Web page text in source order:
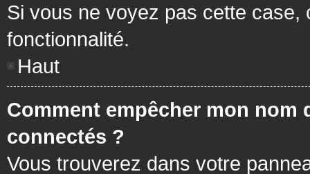
Si vous ne voyez pas cette case,
fonctionnalité.
Haut
Comment empêcher mon nom
connectés ?
Vous trouverez dans votre